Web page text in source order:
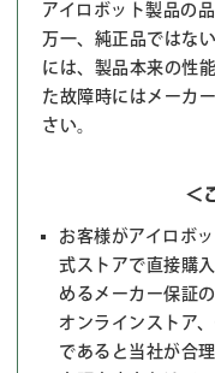
アイロボット製品の
万一、純正品ではな
には、製品本来の性
た故障時にはメーカ
さい。
＜
お客様がアイロボ
式ストアで直接購
めるメーカー保証
オンラインストア
であると当社が合